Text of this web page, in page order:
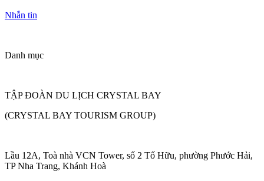
Nhắn tin
Danh mục
TẬP ĐOÀN DU LỊCH CRYSTAL BAY
(CRYSTAL BAY TOURISM GROUP)
Lầu 12A, Toà nhà VCN Tower, số 2 Tố Hữu, phường Phước Hải,
TP Nha Trang, Khánh Hoà